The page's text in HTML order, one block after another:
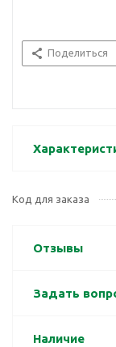
Поделиться
Код для заказа
Отзывы
Задать
Наличие